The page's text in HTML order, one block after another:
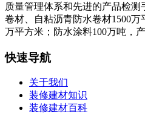
质量管理体系和先进的产品检测
卷材、自粘沥青防水卷材1500
万平方米；防水涂料100万吨，
快速导航
关于我们
装修建材知识
装修建材百科